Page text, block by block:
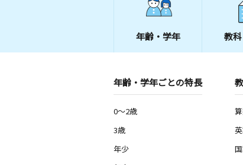
年齢・学年 教
年齢・学年ごとの特長
0～2歳
3歳
年少